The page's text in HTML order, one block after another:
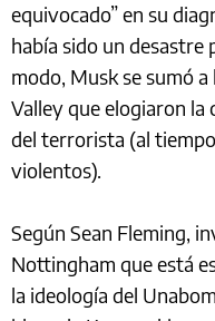
equivocado” en su
había sido un desastre
modo, Musk se sumó
Valley que elogiaron la
del terrorista (al
violentos).
Según Sean Fleming,
Nottingham que está
la ideología del